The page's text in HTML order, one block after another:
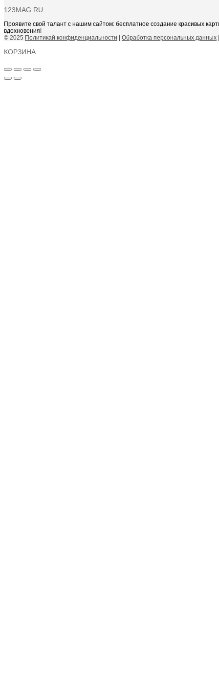
123MAG.RU
Проявите свой талант с нашим сайтом: бесплатное создание красивых
вдохновения!
© 2025 Политикай конфиденциальности Обработка персональных данных
КОРЗИНА